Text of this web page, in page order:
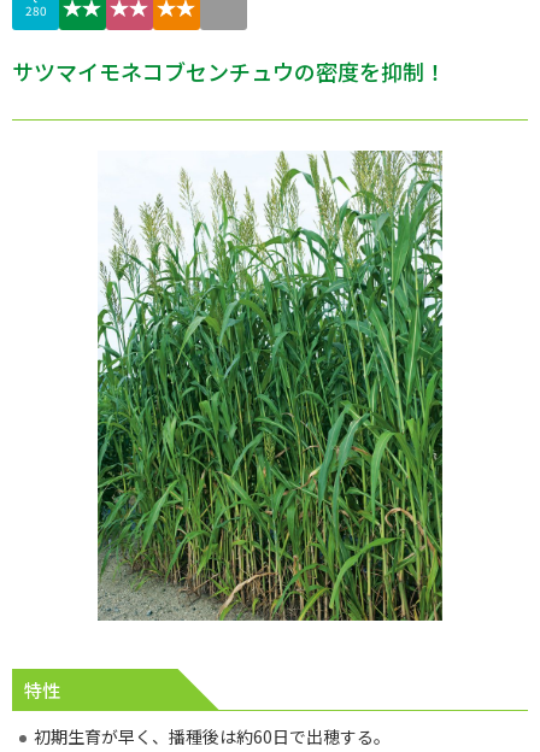
280
サツマイモネコブセンチュウの密度を抑制！
特性
初期生育が早く、播種後は約60日で出穂する。